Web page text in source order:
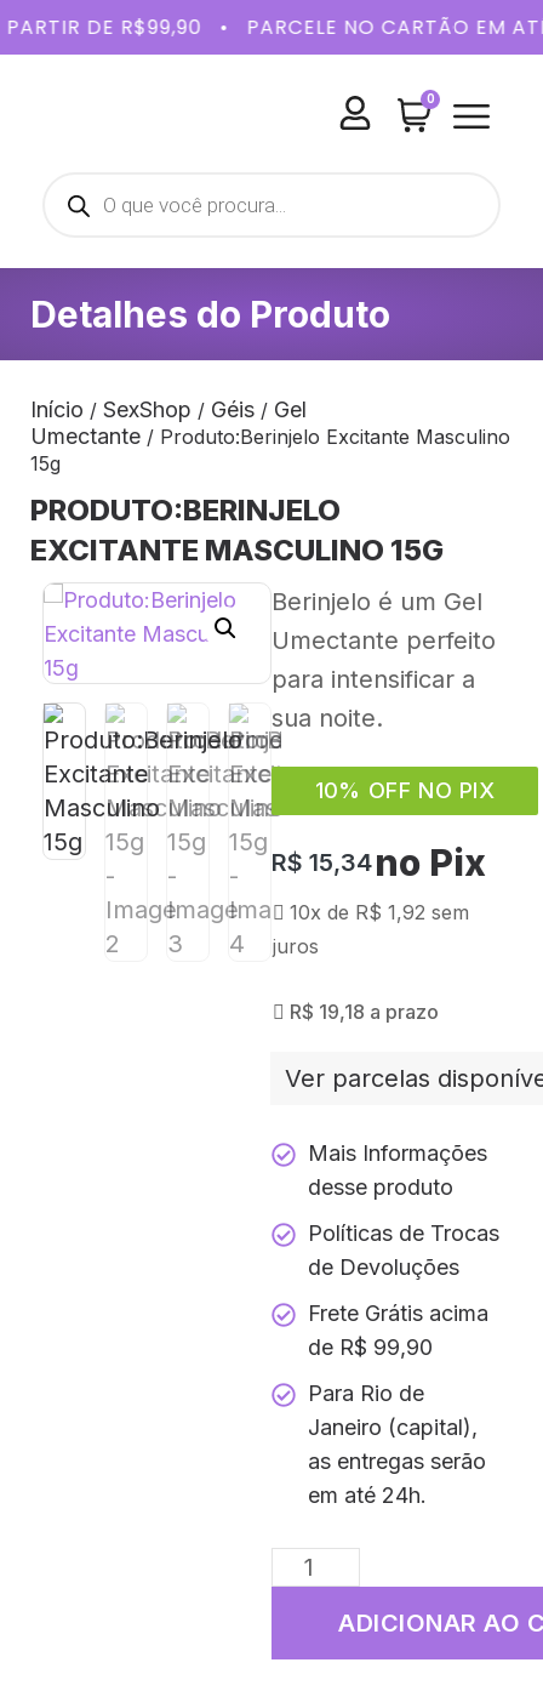
DE R$99,90 • PARCELE NO CARTÃO EM
0
Detalhes do Produto
Início / SexShop / Géis / Gel
Umectante / Produto:Berinjelo Excitante Masculino
15g
PRODUTO:BERINJELO
EXCITANTE MASCULINO 15G
Berinjelo é um Gel
Umectante perfeito
para intensificar a
sua noite.
10% OFF NO PIX
R$ 15,34no Pix
10x de R$ 1,92 sem
juros
R$ 19,18 a prazo
Ver parcelas
Mais Informações
desse produto
Políticas de Trocas
de Devoluções
Frete Grátis acima
de R$ 99,90
Para Rio de
Janeiro (capital),
as entregas serão
em até 24h.
ADICIONAR AO